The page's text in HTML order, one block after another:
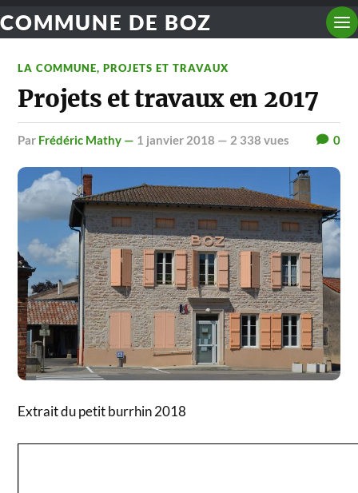
COMMUNE DE BOZ
LA COMMUNE,PROJETS ET TRAVAUX
Projets et travaux en 2017
par Frédéric Mathy — 1 janvier 2018 — 2 338 vues 0
Extrait du petit burrhin 2018